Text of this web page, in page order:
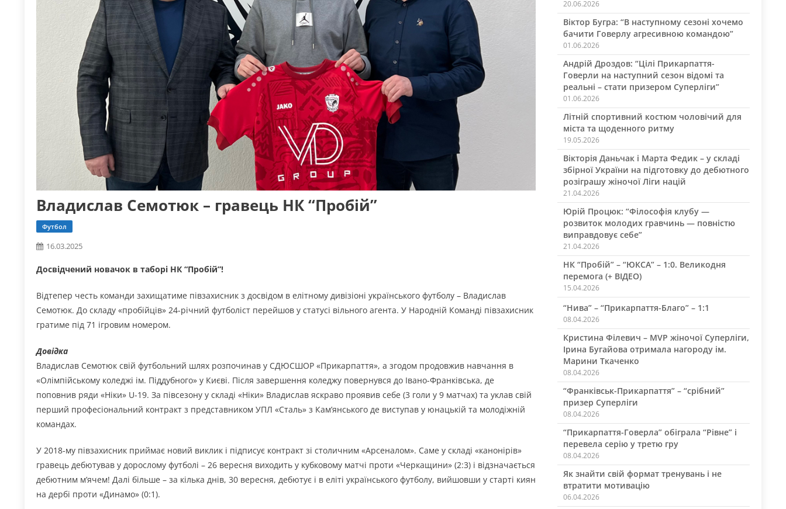
Владислав Семотюк – гравець НК “Пробій”
Футбол
16.03.2025
Досвідчений новачок в таборі НК “Пробій”!
Відтепер честь команди захищатиме півзахисник з досвідом в елітному дивізіоні українського футболу – Владислав
Семотюк. До складу «пробійців» 24-річний футболіст перейшов у статусі вільного агента. У Народній Команді півзахисник
гратиме під 71 ігровим номером.
Довідка
Владислав Семотюк свій футбольний шлях розпочинав у СДЮСШОР «Прикарпаття», а згодом продовжив навчання в
«Олімпійському коледжі ім. Піддубного» у Києві. Після завершення коледжу повернувся до Івано-Франківська, де
поповнив ряди «Ніки» U-19. За півсезону у складі «Ніки» Владислав яскраво проявив себе (3 голи у 9 матчах) та уклав свій
перший професіональний контракт з представником УПЛ «Сталь» з Кам’янського де виступав у юнацькій та молодіжній
командах.
У 2018-му півзахисник приймає новий виклик і підписує контракт зі столичним «Арсеналом». Саме у складі «канонірів»
гравець дебютував у дорослому футболі – 26 вересня виходить у кубковому матчі проти «Черкащини» (2:3) і відзначається
дебютним м’ячем! Далі більше – за кілька днів, 30 вересня, дебютує і в еліті українського футболу, вийшовши у старті киян
на дербі проти «Динамо» (0:1).
20.06.2026
Віктор Бугра: “В наступному сезоні хочемо
бачити Говерлу агресивною командою”
01.06.2026
Андрій Дроздов: “Цілі Прикарпаття-
Говерли на наступний сезон відомі та
реальні – стати призером Суперліги”
01.06.2026
Літній спортивний костюм чоловічий для
міста та щоденного ритму
19.05.2026
Вікторія Даньчак і Марта Федик – у складі
збірної України на підготовку до дебютного
розіграшу жіночої Ліги націй
21.04.2026
Юрій Процюк: “Філософія клубу —
розвиток молодих гравчинь — повністю
виправдовує себе”
21.04.2026
НК “Пробій” – “ЮКСА” – 1:0. Великодня
перемога (+ ВІДЕО)
15.04.2026
“Нива” – “Прикарпаття-Благо” – 1:1
08.04.2026
Кристина Філевич – MVP жіночої Суперліги,
Ірина Бугайова отримала нагороду ім.
Марини Ткаченко
08.04.2026
“Франківськ-Прикарпаття” – “срібний”
призер Суперліги
08.04.2026
“Прикарпаття-Говерла” обіграла “Рівне” і
перевела серію у третю гру
08.04.2026
Як знайти свій формат тренувань і не
втратити мотивацію
06.04.2026